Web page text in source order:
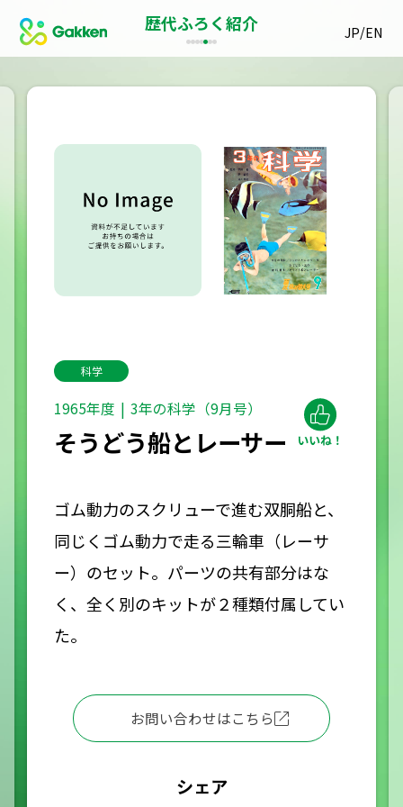
JP/EN
歴代ふろく紹介
科学
1965年度 3年の科学（9月号）
そうどう船とレーサー
ゴム動力のスクリューで進む双胴船と、
同じくゴム動力で走る三輪車（レーサ
ー）のセット。パーツの共有部分はな
く、全く別のキットが２種類付属してい
た。
お問い合わせはこちら
シェア